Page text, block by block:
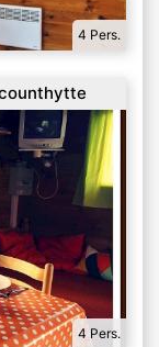
4 Pers.
4 Pers.